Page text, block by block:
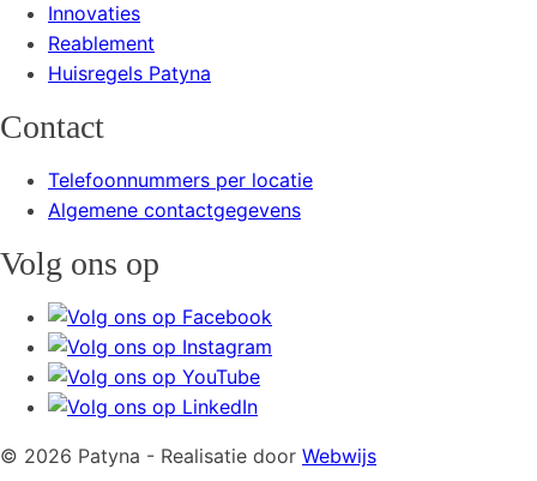
Innovaties
Reablement
Huisregels Patyna
Contact
Telefoonnummers per locatie
Algemene contactgegevens
Volg ons op
© 2026 Patyna - Realisatie door Webwijs